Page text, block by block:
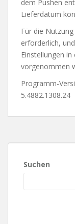
dem Pushen
Lieferdatum
Für die
erforderlich,
Einstellungen
vorgenommen
Programm-
5.4882.1308.24
Suchen